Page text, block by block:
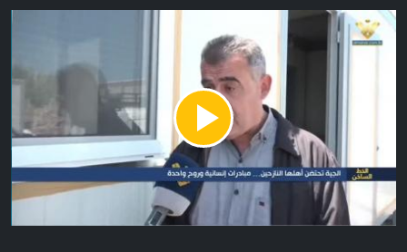
Play
Video